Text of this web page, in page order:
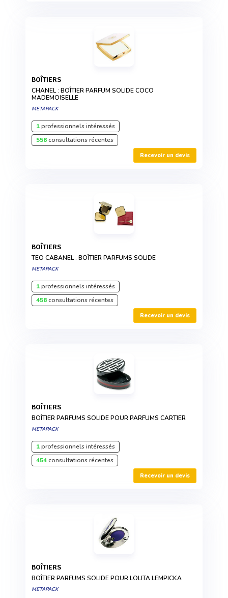
BOÎTIERS
CHANEL : BOÎTIER PARFUM SOLIDE COCO
MADEMOISELLE
METAPACK
1professionnels intéressés
558consultations récentes
Recevoir un devis
BOÎTIERS
TEO CABANEL : BOÎTIER PARFUMS SOLIDE
METAPACK
1professionnels intéressés
458consultations récentes
Recevoir un devis
BOÎTIERS
BOÎTIER PARFUMS SOLIDE POUR PARFUMS CARTIER
METAPACK
1professionnels intéressés
454consultations récentes
Recevoir un devis
BOÎTIERS
BOÎTIER PARFUMS SOLIDE POUR LOLITA LEMPICKA
METAPACK